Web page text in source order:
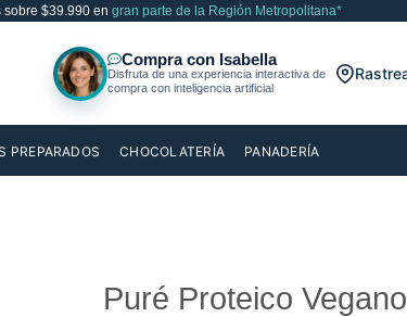
$39.990 en gran parte de la Región Metropolitana*
PREPARADOS CHOCOLATERÍA PANADERÍA
Puré Proteico